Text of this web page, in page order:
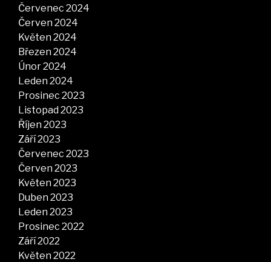
Červenec 2024
Červen 2024
Květen 2024
Březen 2024
Únor 2024
Leden 2024
Prosinec 2023
Listopad 2023
Říjen 2023
Září 2023
Červenec 2023
Červen 2023
Květen 2023
Duben 2023
Leden 2023
Prosinec 2022
Září 2022
Květen 2022